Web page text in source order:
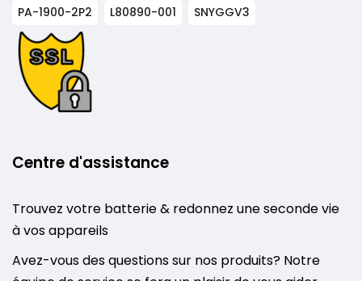
PA-1900-2P2
L80890-001 SNYGGV3
Centre d'assistance
Trouvez votre batterie & redonnez une seconde vie
à vos appareils
Avez-vous des questions sur nos produits? Notre